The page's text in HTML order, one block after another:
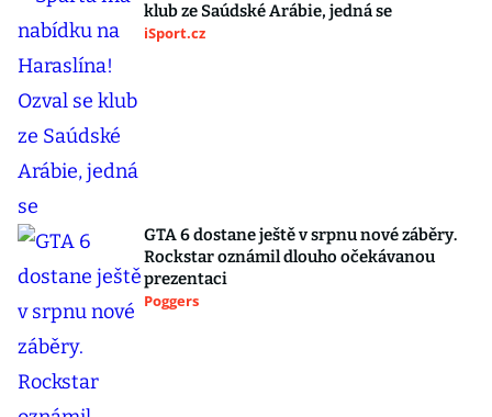
klub ze Saúdské Arábie, jedná se
iSport.cz
GTA 6 dostane ještě v srpnu nové záběry.
Rockstar oznámil dlouho očekávanou
prezentaci
Poggers